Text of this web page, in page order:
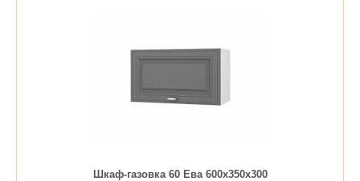
Шкаф-газовка 60 Ева 600х350х300